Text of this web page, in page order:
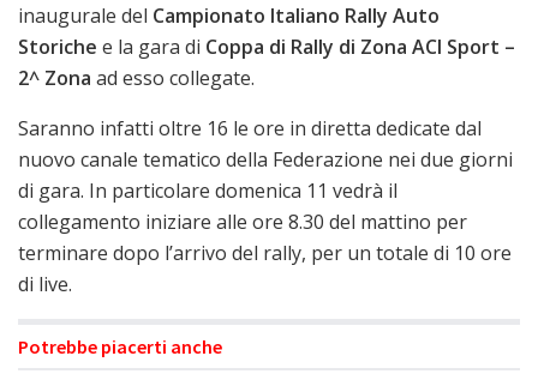
inaugurale del Campionato Italiano Rally Auto
Storiche e la gara di Coppa di Rally di Zona ACI Sport –
2^ Zona ad esso collegate.
Saranno infatti oltre 16 le ore in diretta dedicate dal
nuovo canale tematico della Federazione nei due giorni
di gara. In particolare domenica 11 vedrà il
collegamento iniziare alle ore 8.30 del mattino per
terminare dopo l’arrivo del rally, per un totale di 10 ore
di live.
Potrebbe piacerti anche